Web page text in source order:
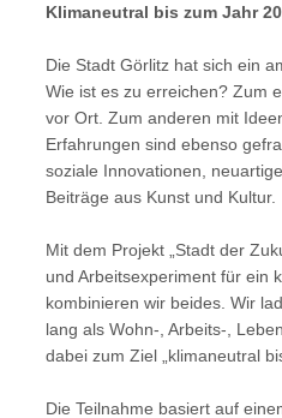
Klimaneutral bis zum Jahr
Die Stadt Görlitz hat sich ein
Wie ist es zu erreichen? Zum
vor Ort. Zum anderen mit
Erfahrungen sind ebenso
soziale Innovationen,
Beiträge aus Kunst und Kultur.
Mit dem Projekt „Stadt der
und Arbeitsexperiment für ein
kombinieren wir beides. Wir
lang als Wohn-, Arbeits-,
dabei zum Ziel „klimaneutral
Die Teilnahme basiert auf